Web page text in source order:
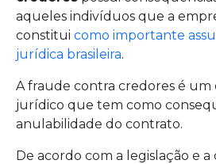
aqueles indivíduos que a
constitui como importante
jurídica brasileira.
A fraude contra credores é
jurídico que tem como
anulabilidade do contrato.
De acordo com a legislação e